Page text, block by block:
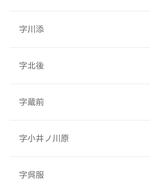
字川添
字北後
字蔵前
字小井ノ川原
字呉服